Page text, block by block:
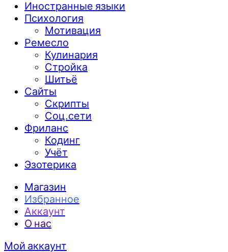
Иностранные языки
Психология
Мотивация
Ремесло
Кулинария
Стройка
Шитьё
Сайты
Скрипты
Соц.сети
Фриланс
Кодинг
Учёт
Эзотерика
Магазин
Избранное
Аккаунт
О нас
Мой аккаунт